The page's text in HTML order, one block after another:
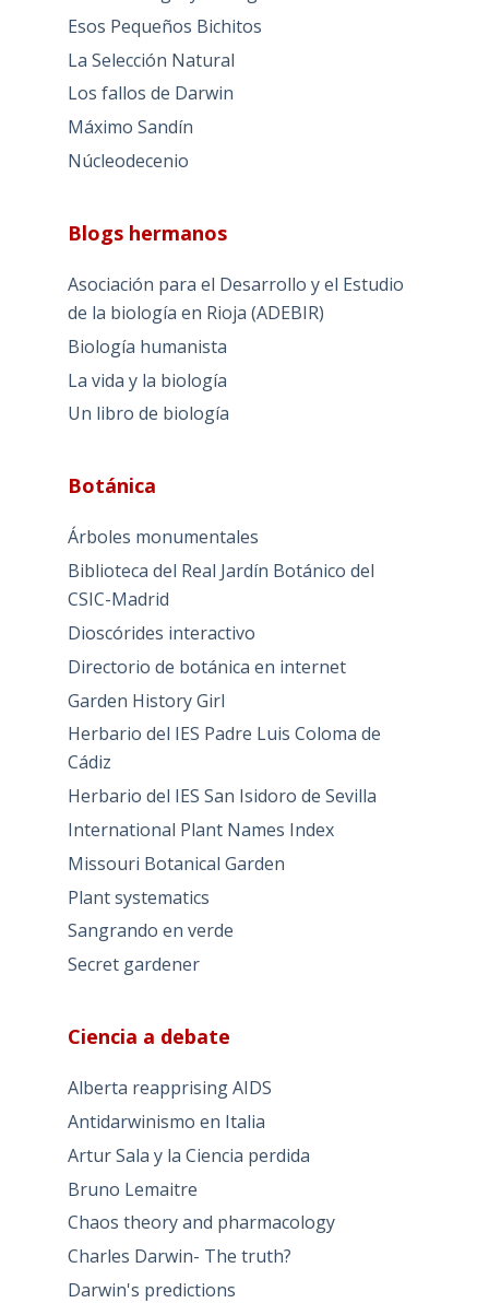
Esos Pequeños Bichitos
La Selección Natural
Los fallos de Darwin
Máximo Sandín
Núcleodecenio
Blogs hermanos
Asociación para el Desarrollo y el Estudio
de la biología en Rioja (ADEBIR)
Biología humanista
La vida y la biología
Un libro de biología
Botánica
Árboles monumentales
Biblioteca del Real Jardín Botánico del
CSIC-Madrid
Dioscórides interactivo
Directorio de botánica en internet
Garden History Girl
Herbario del IES Padre Luis Coloma de
Cádiz
Herbario del IES San Isidoro de Sevilla
International Plant Names Index
Missouri Botanical Garden
Plant systematics
Sangrando en verde
Secret gardener
Ciencia a debate
Alberta reapprising AIDS
Antidarwinismo en Italia
Artur Sala y la Ciencia perdida
Bruno Lemaitre
Chaos theory and pharmacology
Charles Darwin- The truth?
Darwin's predictions